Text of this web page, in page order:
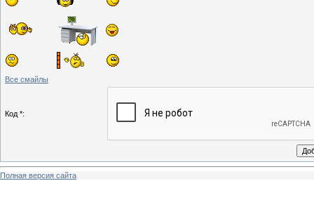
Все смайлы
Код *:
Полная версия сайта